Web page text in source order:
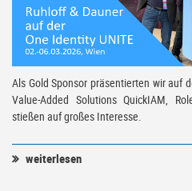
Als Gold Sponsor präsentierten wir auf
Value-Added Solutions QuickIAM,
stießen auf großes Interesse.
weiterlesen